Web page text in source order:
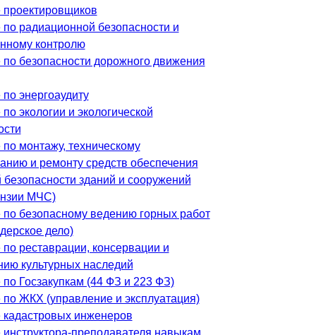
радиационной безопасности и
контролю
безопасности дорожного движения
энергоаудиту
экологии и экологической
монтажу, техническому
и ремонту средств обеспечения
зданий и сооружений
МЧС)
безопасному ведению горных работ
дело)
реставрации, консервации и
культурных наследий
Госзакупкам (44 ФЗ и 223 ФЗ)
ЖКХ (управление и эксплуатация)
инженеров
преподавателя навыкам